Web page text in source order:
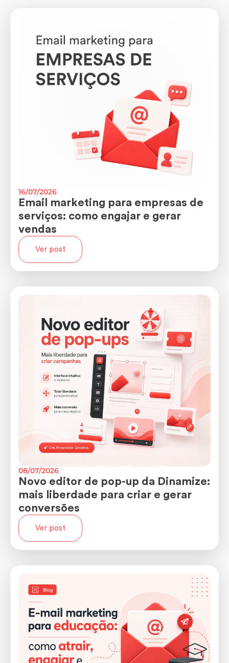
16/07/2026
Email marketing para empresas de
serviços: como engajar e gerar
vendas
Ver post
08/07/2026
Novo editor de pop-up da Dinamize:
mais liberdade para criar e gerar
conversões
Ver post